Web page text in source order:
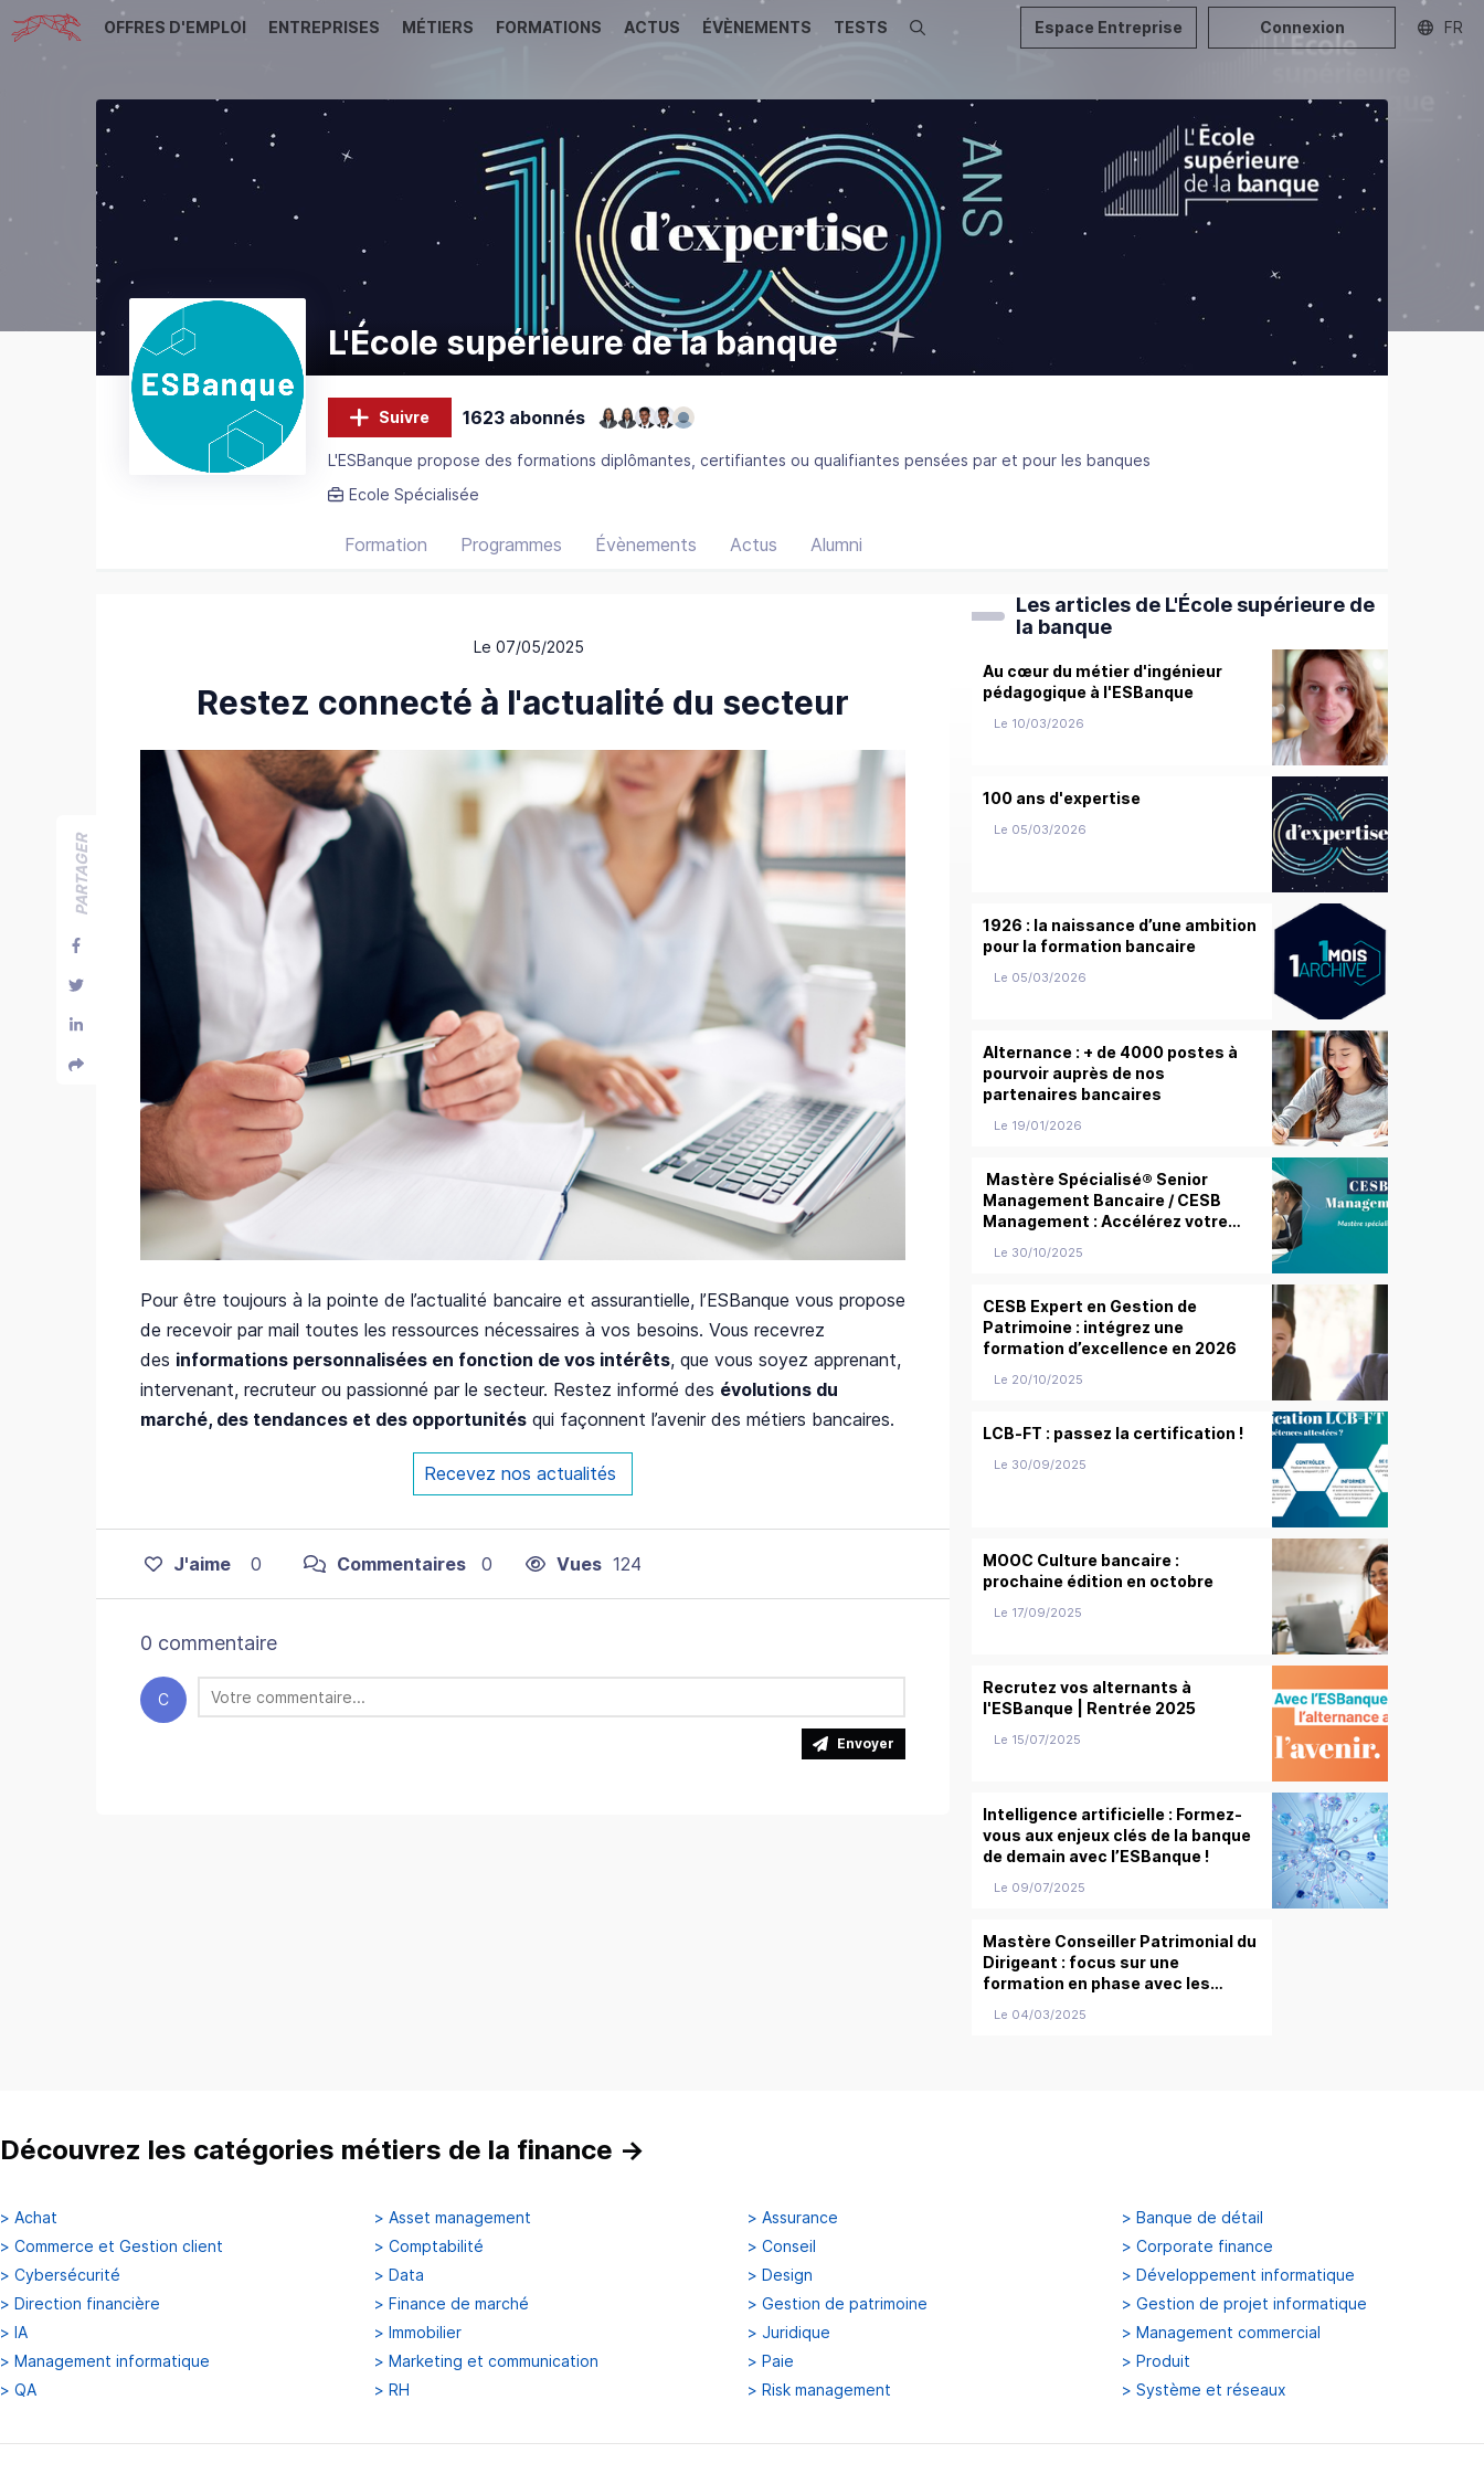
OFFRES D'EMPLOI ENTREPRISES MÉTIERS FORMATIONS ACTUS ÉVÈNEMENTS TESTS Recherche Espace Entreprise Connexion FR
L'École supérieure de la banque
Suivre 1623 abonnés
L'ESBanque propose des formations diplômantes, certifiantes ou qualifiantes pensées par et pour les banques
Ecole Spécialisée
Formation Programmes Évènements Actus Alumni
PARTAGER
Le 07/05/2025
Restez connecté à l'actualité du secteur
Pour être toujours à la pointe de l’actualité bancaire et assurantielle, l’ESBanque vous propose
de recevoir par mail toutes les ressources nécessaires à vos besoins. Vous recevrez
des informations personnalisées en fonction de vos intérêts, que vous soyez apprenant,
intervenant, recruteur ou passionné par le secteur. Restez informé des évolutions du
marché, des tendances et des opportunités qui façonnent l’avenir des métiers bancaires.
Recevez nos actualités
J'aime 0 Commentaires 0 Vues 124
0 commentaire
C
Envoyer
Les articles de L'École supérieure de
la banque
Au cœur du métier d'ingénieur
pédagogique à l'ESBanque
Le 10/03/2026
100 ans d'expertise
Le 05/03/2026
1926 : la naissance d’une ambition
pour la formation bancaire
Le 05/03/2026
Alternance : + de 4000 postes à
pourvoir auprès de nos
partenaires bancaires
Le 19/01/2026
Mastère Spécialisé® Senior
Management Bancaire / CESB
Management : Accélérez votre
Le 30/10/2025
CESB Expert en Gestion de
Patrimoine : intégrez une
formation d’excellence en 2026
Le 20/10/2025
LCB-FT : passez la certification !
Le 30/09/2025
MOOC Culture bancaire :
prochaine édition en octobre
Le 17/09/2025
Recrutez vos alternants à
l'ESBanque | Rentrée 2025
Le 15/07/2025
Intelligence artificielle : Formez-
vous aux enjeux clés de la banque
de demain avec l’ESBanque !
Le 09/07/2025
Mastère Conseiller Patrimonial du
Dirigeant : focus sur une
formation en phase avec les
Le 04/03/2025
Découvrez les catégories métiers de la finance →
> Achat > Asset management > Assurance > Banque de détail
> Commerce et Gestion client > Comptabilité > Conseil > Corporate finance
> Cybersécurité > Data > Design > Développement informatique
> Direction financière > Finance de marché > Gestion de patrimoine > Gestion de projet informatique
> IA > Immobilier > Juridique > Management commercial
> Management informatique > Marketing et communication > Paie > Produit
> QA > RH > Risk management > Système et réseaux